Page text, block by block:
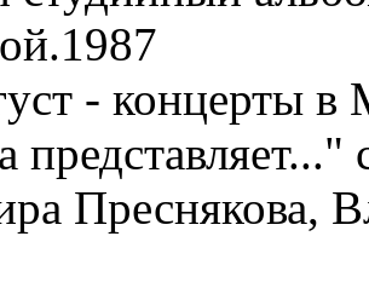
- концерты
Преснякова,